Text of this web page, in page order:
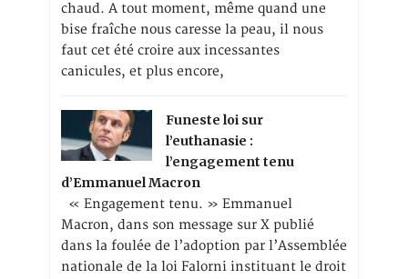
chaud. A tout moment, même quand une
bise fraîche nous caresse la peau, il nous
faut cet été croire aux incessantes
canicules, et plus encore,
Funeste loi sur
l’euthanasie :
l’engagement tenu
d’Emmanuel Macron
« Engagement tenu. » Emmanuel
Macron, dans son message sur X publié
dans la foulée de l’adoption par l’Assemblée
nationale de la loi Falorni instituant le droit